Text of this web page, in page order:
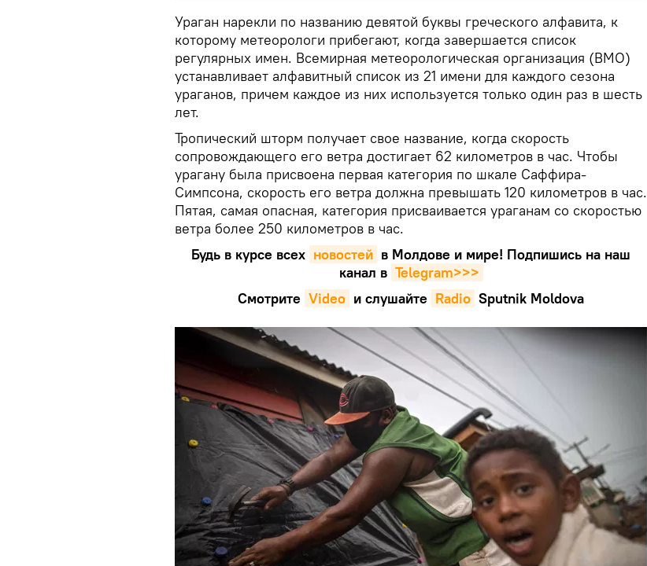
Ураган нарекли по названию девятой буквы греческого алфавита, к
которому метеорологи прибегают, когда завершается список
регулярных имен. Всемирная метеорологическая организация (ВМО)
устанавливает алфавитный список из 21 имени для каждого сезона
ураганов, причем каждое из них используется только один раз в шесть
лет.
Тропический шторм получает свое название, когда скорость
сопровождающего его ветра достигает 62 километров в час. Чтобы
урагану была присвоена первая категория по шкале Саффира-
Симпсона, скорость его ветра должна превышать 120 километров в час.
Пятая, самая опасная, категория присваивается ураганам со скоростью
ветра более 250 километров в час.
Будь в курсе всех новостей в Молдове и мире! Подпишись на наш
канал в Telegram>>>
Смотрите Video и слушайте Radio Sputnik Moldova